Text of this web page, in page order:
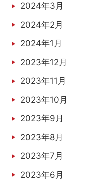
2024年3月
2024年2月
2024年1月
2023年12月
2023年11月
2023年10月
2023年9月
2023年8月
2023年7月
2023年6月